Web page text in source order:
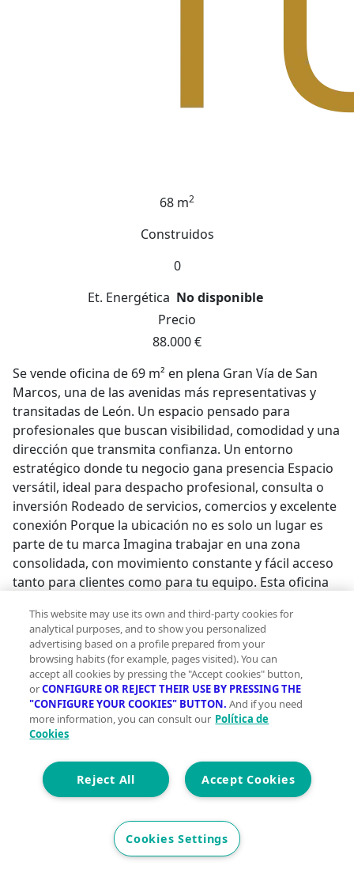
68 m2
Construidos
0
Et. Energética No disponible
Precio
88.000 €
Se vende oficina de 69 m² en plena Gran Vía de San
Marcos, una de las avenidas más representativas y
transitadas de León. Un espacio pensado para
profesionales que buscan visibilidad, comodidad y una
dirección que transmita confianza. Un entorno
estratégico donde tu negocio gana presencia Espacio
versátil, ideal para despacho profesional, consulta o
inversión Rodeado de servicios, comercios y excelente
conexión Porque la ubicación no es solo un lugar es
parte de tu marca Imagina trabajar en una zona
consolidada, con movimiento constante y fácil acceso
tanto para clientes como para tu equipo. Esta oficina
posicionarte o invertir con seguridad. Una
oportunidad real en una de las mejores zonas de la
ciudad Solicita más información o agenda tu visita sin
compromiso #ref:OFI_37;
This website may use its own and third-party cookies for
analytical purposes, and to show you personalized
advertising based on a profile prepared from your
browsing habits (for example, pages visited). You can
accept all cookies by pressing the "Accept cookies" button,
orCONFIGURE OR REJECT THEIR USE BY PRESSING THE
"CONFIGURE YOUR COOKIES" BUTTON. And if you need
more information, you can consult our Política de
Cookies
Accept Cookies
Reject All
Cookies Settings